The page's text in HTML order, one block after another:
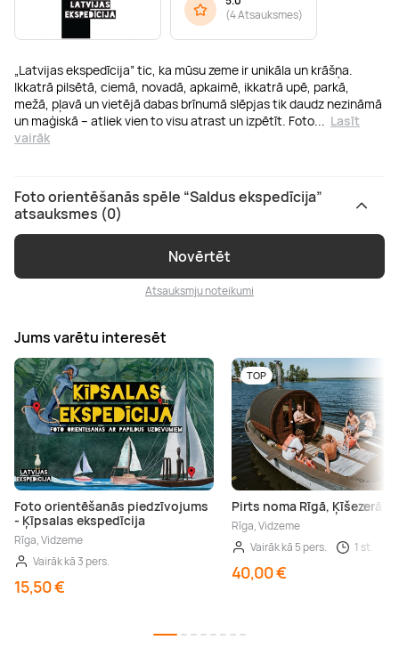
„Latvijas ekspedīcija” tic, ka mūsu zeme ir unikāla un krāšņa.
Ikkatrā pilsētā, ciemā, novadā, apkaimē, ikkatrā upē, parkā,
mežā, pļavā un vietējā dabas brīnumā slēpjas tik daudz nezināmā
un maģiskā – atliek vien to visu atrast un izpētīt. Foto
Lasīt
vairāk
(4 Atsauksmes)
Foto orientēšanās spēle “Saldus ekspedīcija”
atsauksmes (0)
Novērtēt
Atsauksmju noteikumi
Jums varētu interesēt
Foto orientēšanās piedzīvojums
- Ķīpsalas ekspedīcija
Rīga, Vidzeme
Vairāk kā 3 pers.
15,50 €
TOP
Pirts noma Rīgā, Ķīšezerā
Rīga, Vidzeme
Vairāk kā 5 pers.
1 st.
40,00 €